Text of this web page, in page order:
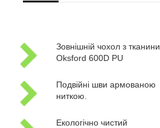
Зовнішній чохол з тканини
Oksford 600D PU
Подвійні шви армованою
ниткою.
Екологічно чистий